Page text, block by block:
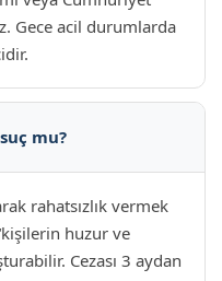
Gece acil durumlarda
mu?
rahatsızlık vermek
huzur ve
Cezası 3 aydan